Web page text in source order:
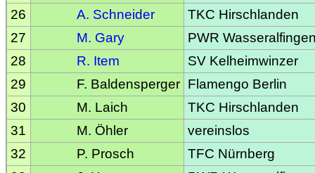
26
A. Schneider
TKC Hirschlanden
27
M. Gary
PWR
28
R. Item
SV Kelheimwinzer
29
F. Baldensperger Flamengo Berlin
30
M. Laich
TKC Hirschlanden
31
M. Öhler
vereinslos
32
P. Prosch
TFC Nürnberg